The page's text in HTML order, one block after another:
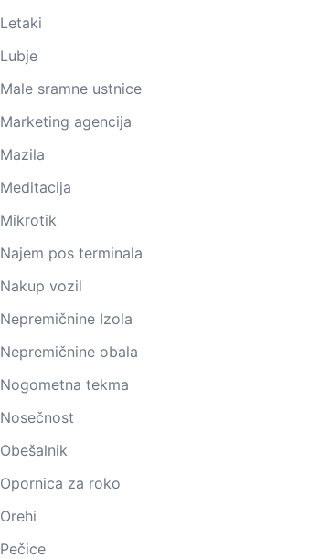
Letaki
Lubje
Male sramne ustnice
Marketing agencija
Mazila
Meditacija
Mikrotik
Najem pos terminala
Nakup vozil
Nepremičnine Izola
Nepremičnine obala
Nogometna tekma
Nosečnost
Obešalnik
Opornica za roko
Orehi
Pečice